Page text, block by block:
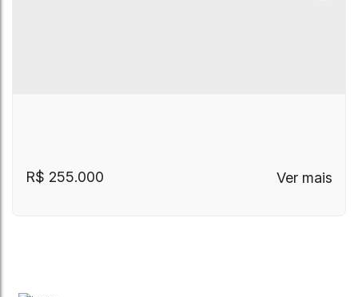
R$ 255.000